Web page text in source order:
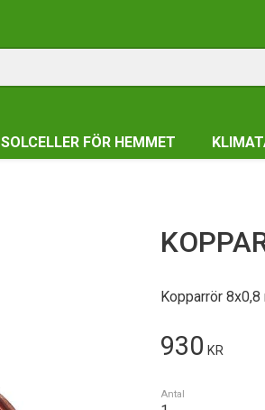
SOLCELLER FÖR HEMMET
Kopparrör
930 KR
Antal